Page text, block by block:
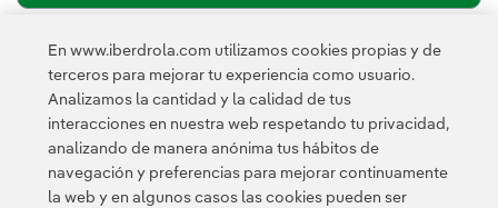
He leído y acepto lapolítica de privacidad de la
Newsletter
Enlace externo, se abre en ventana nueva.
Esta página está protegida por reCAPTCHA y se aplican la
Política de privacidad Términos de servicio de
En www.iberdrola.com utilizamos cookies propias y de
terceros para mejorar tu experiencia como usuario.
Analizamos la cantidad y la calidad de tus
interacciones en nuestra web respetando tu privacidad,
analizando de manera anónima tus hábitos de
navegación y preferencias para mejorar continuamente
la web y en algunos casos las cookies pueden ser